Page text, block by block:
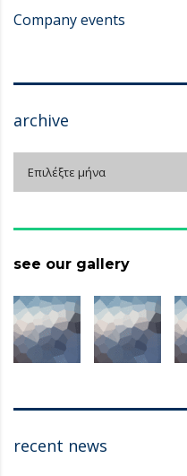
Company events
archive
Επιλέξτε μήνα
see our gallery
recent news